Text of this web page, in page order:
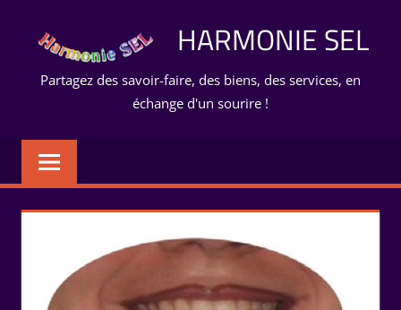
HARMONIE SEL
Partagez des savoir-faire, des biens, des services, en
échange d'un sourire !